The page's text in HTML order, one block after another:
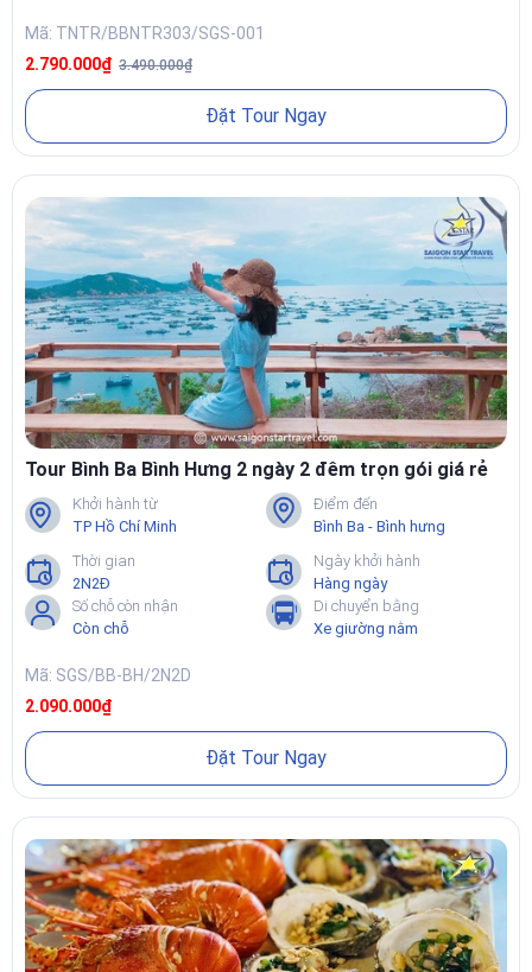
Saigon Star Traveltự hào là đơn vị chuyên tổ chức
tour Bình Hưng
hàng đầu tại TP.HCM.
Khi đặt tour cùng Saigon Star Travel, bạn sẽ được:
Xe đời mới, ca nô an toàn, lịch trình khoa học.
Hải sản tươi sống – chất lượng – giá tốt.
Dịch vụ tận tâm – cam kết không phát sinh chi phí.
📞Hotline/Zalo:
🌐Website: https://saigonstartravel.com
📍Địa chỉ:1224/31 Quốc Lộ 22, Phường Trung Mỹ Tây, Quận 12,
Mã: TNTR/BBNTR303/SGS-001
2.790.000₫ 3.490.000₫
Đặt Tour Ngay
Tour Bình Ba Bình Hưng 2 ngày 2 đêm trọn gói giá rẻ
Khởi hành từ
TP Hồ Chí Minh
Điểm đến
Bình Ba - Bình hưng
Thời gian
2N2Đ
Ngày khởi hành
Hàng ngày
Số chỗ còn nhận
Còn chỗ
Di chuyển bằng
Xe giường nằm
Mã: SGS/BB-BH/2N2D
2.090.000₫
Đặt Tour Ngay